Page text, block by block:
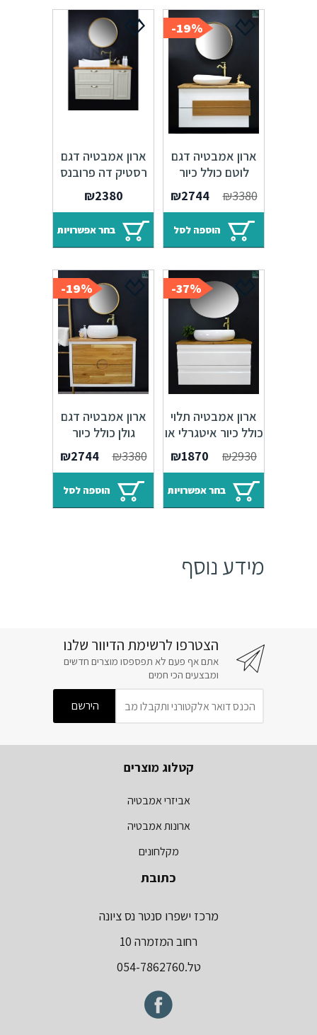
19%-
ארון אמבטיה דגם
לוטם כולל כיור
איטגרלי או משטח
עץ אלון
₪3380
המחיר
המקורי
היה:
₪3380.
₪2744
הנוכחי
הוא:
₪2744.
הוספה לסל
ארון אמבטיה דגם
רסטיק דה פרובנס
כולל כיור אינטגרלי
או משטח עץ אלון
₪2380
בחר אפשרויות
37%-
ארון אמבטיה תלוי
כולל כיור איטגרלי או
משטח עץ אלון G
₪2930
₪1870
בחר אפשרויות
19%-
ארון אמבטיה דגם
גולן כולל כיור
איטגרלי או משטח
עץ אלון
₪3380
המחיר
המקורי
היה:
₪3380.
₪2744
הנוכחי
₪2744.
הוספה לסל
מידע נוסף
הצטרפו לרשימת הדיוור שלנו
אתם אף פעם לא תפספסו מוצרים חדשים
ומבצעים הכי חמים
קטלוג מוצרים
אביזרי אמבטיה
ארונות אמבטיה
מקלחונים
כתובת
מרכז ישפרו סנטר נס ציונה
רחוב המזמרה 10
טל.054-7862760